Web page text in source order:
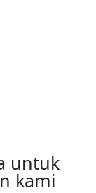
untuk
kami